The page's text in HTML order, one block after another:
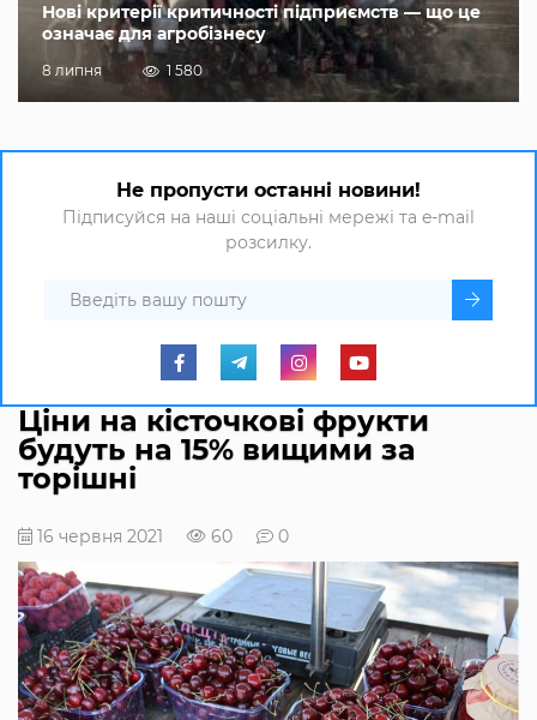
Нові критерії критичності підприємств — що це
означає для агробізнесу
8 липня 1 580
Не пропусти останні новини!
Підписуйся на наші соціальні мережі та e-mail
розсилку.
Ціни на кісточкові фрукти
будуть на 15% вищими за
торішні
16 червня 2021 60 0